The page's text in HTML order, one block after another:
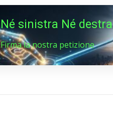
Né sinistra Né destra
Firma la nostra petizione